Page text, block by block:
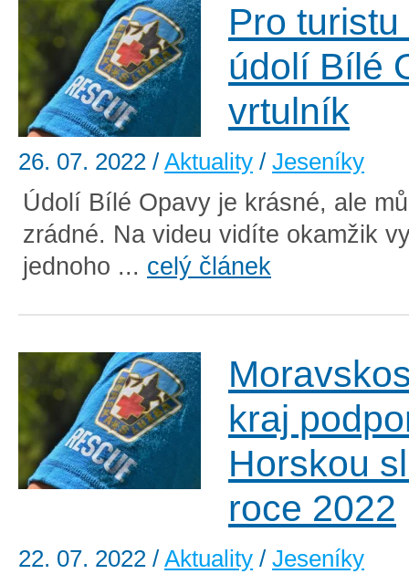
Pro
údolí Bílé
vrtulník
26. 07. 2022 / Aktuality / Jeseníky
Údolí Bílé Opavy je krásné, ale
zrádné. Na videu vidíte okamžik
jednoho ... celý článek
kraj
Horskou
roce 2022
22. 07. 2022 / Aktuality / Jeseníky